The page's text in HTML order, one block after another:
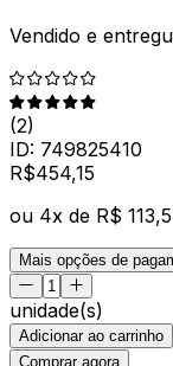
Vendido e
(2)
ID: 749825410
R$454,15
ou 4x de R$
Mais opções de
unidade(s)
Adicionar ao carrinho
Comprar agora